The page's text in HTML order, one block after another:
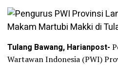
Tulang Bawang, Harianpost-
Wartawan Indonesia (PWI)